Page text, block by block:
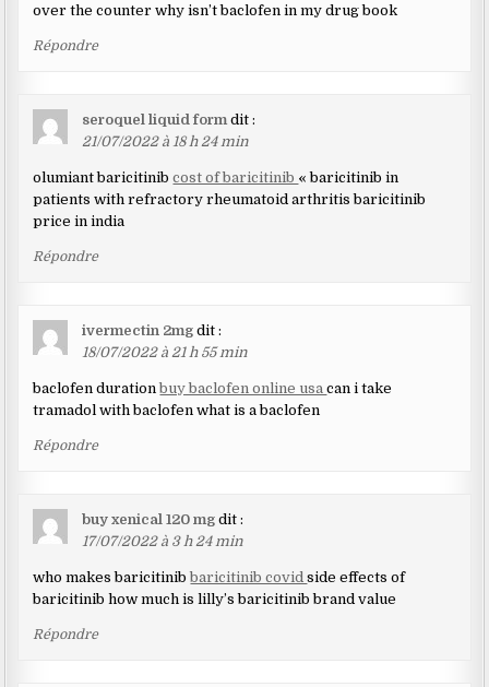
over the counter why isn’t baclofen in my drug book
Répondre
seroquel liquid form dit :
21/07/2022 à 18 h 24 min
olumiant baricitinibcost of baricitinib « baricitinib in
patients with refractory rheumatoid arthritis baricitinib
price in india
Répondre
ivermectin 2mg dit :
18/07/2022 à 21 h 55 min
baclofen durationbuy baclofen online usacan i take
tramadol with baclofen what is a baclofen
Répondre
buy xenical 120 mg dit :
17/07/2022 à 3 h 24 min
who makes baricitinibbaricitinib covidside effects of
baricitinib how much is lilly’s baricitinib brand value
Répondre